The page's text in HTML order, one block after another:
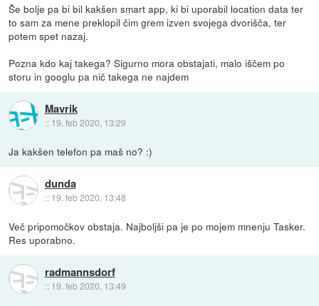
Še bolje pa bi bil kakšen smart app, ki bi uporabil location data ter
to sam za mene preklopil čim grem izven svojega dvorišča, ter
potem spet nazaj.
Pozna kdo kaj takega? Sigurno mora obstajati, malo iščem po
storu in googlu pa nič takega ne najdem
Mavrik
:: 19. feb 2020, 13:29
Ja kakšen telefon pa maš no? :)
dunda
:: 19. feb 2020, 13:48
Več pripomočkov obstaja. Najboljši pa je po mojem mnenju Tasker.
Res uporabno.
radmannsdorf
:: 19. feb 2020, 13:49